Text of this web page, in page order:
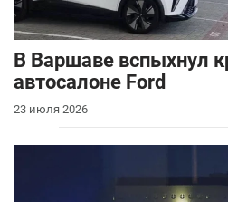
В Варшаве вспыхнул
автосалоне Ford
23 июля 2026